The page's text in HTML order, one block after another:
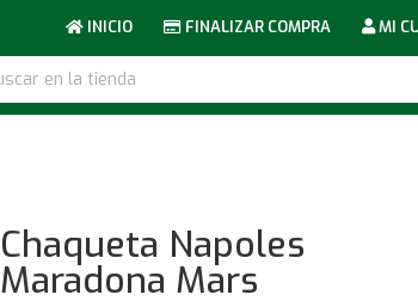
INICIO FINALIZAR COMPRA MI
Chaqueta Napoles
Maradona Mars